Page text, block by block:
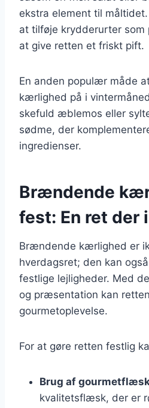
ekstra element til
at tilføje krydderurter som
at give retten et friskt pift.
En anden populær måde
kærlighed på i
skefuld æblemos eller
sødme, der
ingredienser.
Brændende
fest: En ret der
Brændende kærlighed er
hverdagsret; den kan
festlige lejligheder. Med
og præsentation kan
gourmetoplevelse.
For at gøre retten festlig
Brug af
kvalitetsflæsk, der er